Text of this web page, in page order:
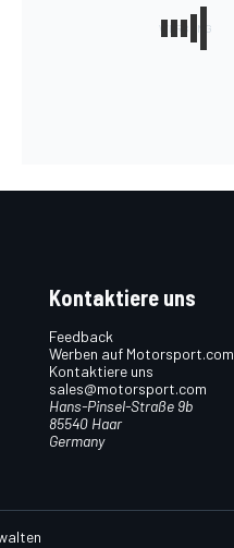
Kontaktiere uns
Feedback
Werben auf Motorsport.com
Kontaktiere uns
sales@motorsport.com
Hans-Pinsel-Straße 9b
85540 Haar
Germany